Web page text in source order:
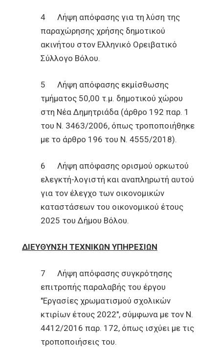
4 Λήψη απόφασης για τη λύση της
παραχώρησης χρήσης δημοτικού
ακινήτου στον Ελληνικό Ορειβατικό
Σύλλογο Βόλου.
5 Λήψη απόφασης εκμίσθωσης
τμήματος 50,00 τ.μ. δημοτικού χώρου
στη Νέα Δημητριάδα (άρθρο 192 παρ. 1
του Ν. 3463/2006, όπως τροποποιήθηκε
με το άρθρο 196 του Ν. 4555/2018).
6 Λήψη απόφασης ορισμού ορκωτού
ελεγκτή-λογιστή και αναπληρωτή αυτού
για τον έλεγχο των οικονομικών
καταστάσεων του οικονομικού έτους
2025 του Δήμου Βόλου.
ΔΙΕΥΘΥΝΣΗ ΤΕΧΝΙΚΩΝ ΥΠΗΡΕΣΙΩΝ
7 Λήψη απόφασης συγκρότησης
επιτροπής παραλαβής του έργου
"Εργασίες χρωματισμού σχολικών
κτιρίων έτους 2022", σύμφωνα με τον Ν.
4412/2016 παρ. 172, όπως ισχύει με τις
τροποποιήσεις του.